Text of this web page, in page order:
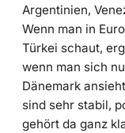
Argentinien,
Wenn man in
Türkei schaut,
wenn man sich
Dänemark
sind sehr stabil,
gehört da ganz